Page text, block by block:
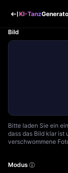
KI-Tanz
Bild
Bitte laden Sie ein
dass das Bild klar ist
verschwommene
Modus